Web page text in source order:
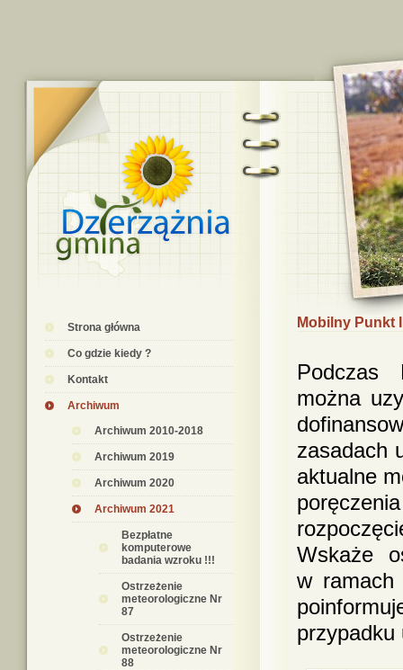
Strona główna
Co gdzie kiedy ?
Kontakt
Archiwum
Archiwum 2010-2018
Archiwum 2019
Archiwum 2020
Archiwum 2021
Bezpłatne
komputerowe
badania wzroku !!!
Ostrzeżenie
meteorologiczne Nr
87
Ostrzeżenie
meteorologiczne Nr
88
Mobilny Punkt
Podczas
można
zasadach
aktualne
Wskaże
w ramach
przypadku